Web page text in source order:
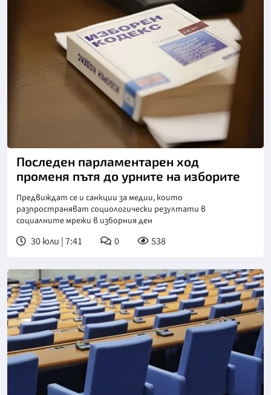
Последен парламентарен ход
променя пътя до урните на изборите
Предвиждат се и санкции за медии, които
разпространяват социологически резултати в
социалните мрежи в изборния ден
30 юли | 7:41 0 538